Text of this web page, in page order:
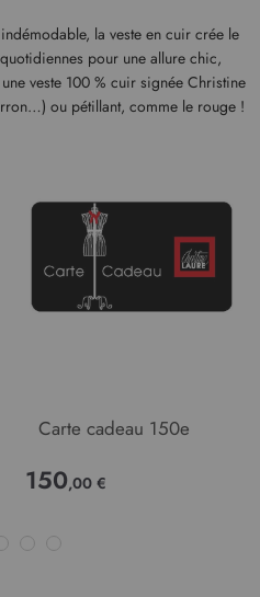
la veste en cuir crée le
pour une allure chic,
veste 100 % cuir signée Christine
ou pétillant, comme le rouge !
Carte cadeau 150e
150,00 €